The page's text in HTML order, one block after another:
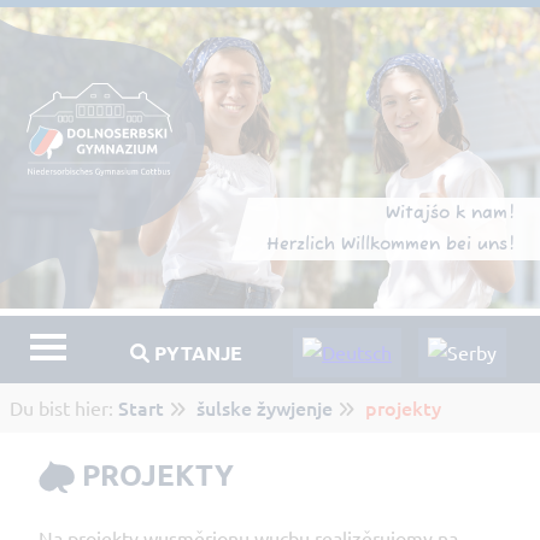
Witajśo k nam!
Herzlich Willkommen bei uns!
PYTANJE
Du bist hier: Start šulske žywjenje projekty
PROJEKTY